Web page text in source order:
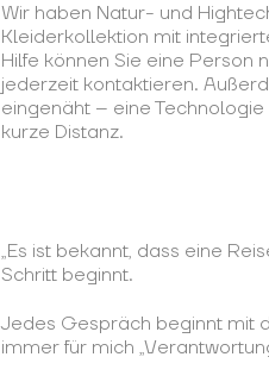
Wir haben Natur- und
Kleiderkollektion mit
Hilfe können Sie eine Person
jederzeit kontaktieren.
eingenäht – eine
kurze Distanz.
„Es ist bekannt, dass eine
Schritt beginnt.
Jedes Gespräch beginnt mit
immer für mich